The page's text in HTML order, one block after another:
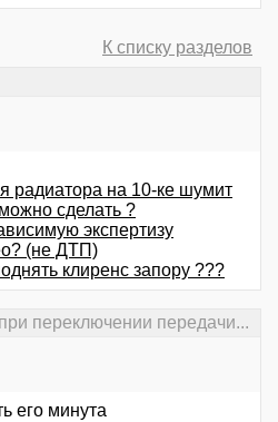
К списку разделов
радиатора на 10-ке шумит
сделать ?
экспертизу
(не ДТП)
клиренс запору ???
переключении передачи...
его минута